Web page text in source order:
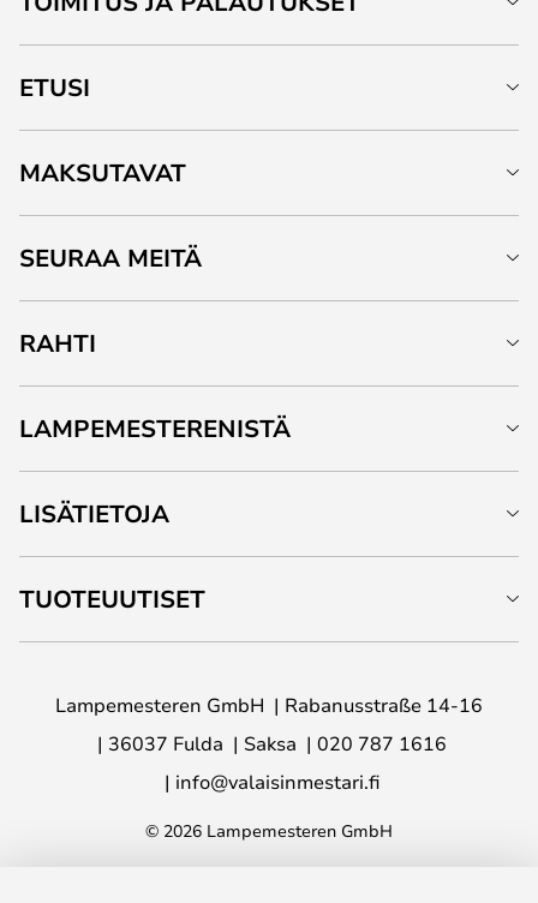
ETUSI
MAKSUTAVAT
SEURAA MEITÄ
RAHTI
LAMPEMESTERENISTÄ
LISÄTIETOJA
TUOTEUUTISET
Lampemesteren GmbH
Rabanusstraße 14-16
36037 Fulda
Saksa
020 787 1616
info@valaisinmestari.fi
© 2026 Lampemesteren GmbH